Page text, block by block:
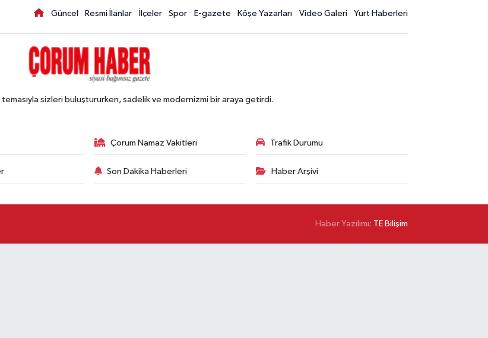
Güncel Resmi İlanlar İlçeler Spor E-gazete Köşe Yazarları Video Galeri Yurt Haberleri
sizleri buluştururken, sadelik ve modernizmi bir araya getirdi.
Çorum Namaz Vakitleri Trafik Durumu
Son Dakika Haberleri Haber Arşivi
Haber Yazılımı: TE Bilişim